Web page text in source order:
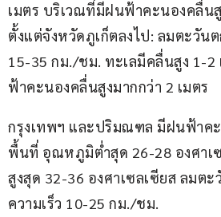
เมตร บริเวณที่มีฝนฟ้าคะนองคลื่นสู
ตั้งแต่จังหวัดภูเก็ตลงไป: ลมตะวันต
15-35 กม./ชม. ทะเลมีคลื่นสูง 1-
ฟ้าคะนองคลื่นสูงมากกว่า 2 เมตร
กรุงเทพฯ และปริมณฑล มีฝนฟ้าค
พื้นที่ อุณหภูมิต่ำสุด 26-28 องศาเ
สูงสุด 32-36 องศาเซลเซียส ลมตะ
ความเร็ว 10-25 กม./ชม.